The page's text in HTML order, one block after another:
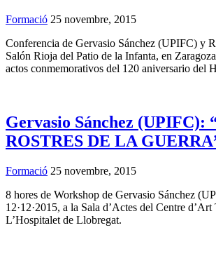
Formació 25 novembre, 2015
Conferencia de Gervasio Sánchez (UPIFC) y
Salón Rioja del Patio de la Infanta, en
actos conmemorativos del 120 aniversario del
Gervasio Sánchez (UPIFC):
ROSTRES DE LA
Formació 25 novembre, 2015
8 hores de Workshop de Gervasio Sánchez
12·12·2015, a la Sala d’Actes del Centre d’Art
L’Hospitalet de Llobregat.